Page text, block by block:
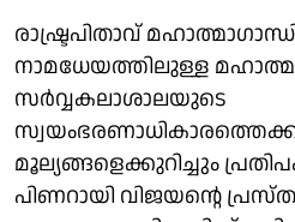
രാഷ്ട്രപിതാവ്
നാമധേയത്തിലുള്ള
സർവ്വകലാശാലയുടെ
മൂല്യങ്ങളെക്കുറിച്ചും
പിണറായി വിജയൻ്റെ